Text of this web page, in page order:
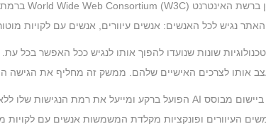
נגיש לכל האנשים: אנשים עיוורים, אנשים עם לקויות
שונות שנועדו להפוך אותו לנגיש ככל האפשר
לצרכים האישיים שלהם. ממשק זה מחליף את הגישה
העיוורים ופונקציות מקלדת המשמשות אנשים עם לקויות